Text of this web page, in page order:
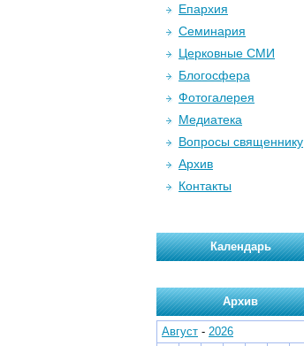
Епархия
Семинария
Церковные СМИ
Блогосфера
Фотогалерея
Медиатека
Вопросы священнику
Архив
Контакты
Календарь
Архив
Август - 2026